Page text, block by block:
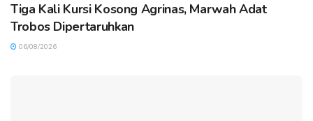
Tiga Kali Kursi Kosong Agrinas, Marwah Adat
Trobos Dipertaruhkan
06/08/2026